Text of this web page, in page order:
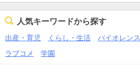
人気キーワードから探す
出産・育児 くらし・生活 バイオレンス
ラブコメ
学園